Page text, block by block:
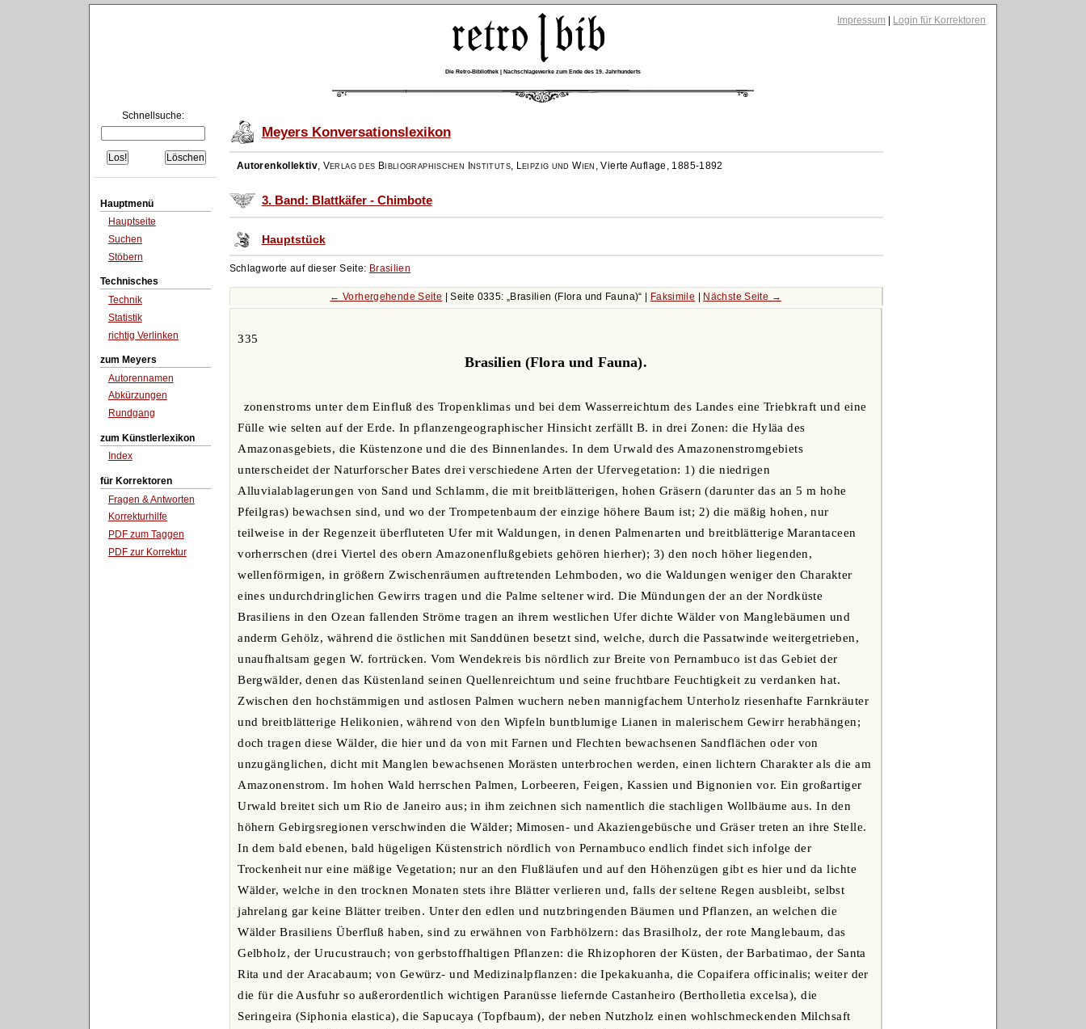
Impressum Login für Korrektoren
Die Retro-Bibliothek | Nachschlagewerke zum Ende des 19. Jahrhunderts
Schnellsuche:
Hauptmenü
Hauptseite
Suchen
Stöbern
Technisches
Technik
Statistik
richtig Verlinken
zum Meyers
Autorennamen
Abkürzungen
Rundgang
zum Künstlerlexikon
Index
für Korrektoren
Fragen & Antworten
Korrekturhilfe
PDF zum Taggen
PDF zur Korrektur
Meyers Konversationslexikon
Autorenkollektiv, Verlag des Bibliographischen Instituts, Leipzig und Wien ,Vierte Auflage, 1885-1892
3. Band: Blattkäfer - Chimbote
Hauptstück
Schlagworte auf dieser Seite: Brasilien
← Vorhergehende Seite | Seite 0335: Brasilien (Flora und Fauna) Faksimile Nächste Seite →
335
Brasilien (Flora und Fauna).
zonenstroms unter dem Einfluß des Tropenklimas und bei dem Wasserreichtum des Landes eine Triebkraft und eine
Fülle wie selten auf der Erde. In pflanzengeographischer Hinsicht zerfällt B. in drei Zonen: die Hyläa des
Amazonasgebiets, die Küstenzone und die des Binnenlandes. In dem Urwald des Amazonenstromgebiets
unterscheidet der Naturforscher Bates drei verschiedene Arten der Ufervegetation: 1) die niedrigen
Alluvialablagerungen von Sand und Schlamm, die mit breitblätterigen, hohen Gräsern (darunter das an 5 m hohe
Pfeilgras) bewachsen sind, und wo der Trompetenbaum der einzige höhere Baum ist; 2) die mäßig hohen, nur
teilweise in der Regenzeit überfluteten Ufer mit Waldungen, in denen Palmenarten und breitblätterige Marantaceen
vorherrschen (drei Viertel des obern Amazonenflußgebiets gehören hierher); 3) den noch höher liegenden,
wellenförmigen, in größern Zwischenräumen auftretenden Lehmboden, wo die Waldungen weniger den Charakter
eines undurchdringlichen Gewirrs tragen und die Palme seltener wird. Die Mündungen der an der Nordküste
Brasiliens in den Ozean fallenden Ströme tragen an ihrem westlichen Ufer dichte Wälder von Manglebäumen und
anderm Gehölz, während die östlichen mit Sanddünen besetzt sind, welche, durch die Passatwinde weitergetrieben,
unaufhaltsam gegen W. fortrücken. Vom Wendekreis bis nördlich zur Breite von Pernambuco ist das Gebiet der
Bergwälder, denen das Küstenland seinen Quellenreichtum und seine fruchtbare Feuchtigkeit zu verdanken hat.
Zwischen den hochstämmigen und astlosen Palmen wuchern neben mannigfachem Unterholz riesenhafte Farnkräuter
und breitblätterige Helikonien, während von den Wipfeln buntblumige Lianen in malerischem Gewirr herabhängen;
doch tragen diese Wälder, die hier und da von mit Farnen und Flechten bewachsenen Sandflächen oder von
unzugänglichen, dicht mit Manglen bewachsenen Morästen unterbrochen werden, einen lichtern Charakter als die am
Amazonenstrom. Im hohen Wald herrschen Palmen, Lorbeeren, Feigen, Kassien und Bignonien vor. Ein großartiger
Urwald breitet sich um Rio de Janeiro aus; in ihm zeichnen sich namentlich die stachligen Wollbäume aus. In den
höhern Gebirgsregionen verschwinden die Wälder; Mimosen- und Akaziengebüsche und Gräser treten an ihre Stelle.
In dem bald ebenen, bald hügeligen Küstenstrich nördlich von Pernambuco endlich findet sich infolge der
Trockenheit nur eine mäßige Vegetation; nur an den Flußläufen und auf den Höhenzügen gibt es hier und da lichte
Wälder, welche in den trocknen Monaten stets ihre Blätter verlieren und, falls der seltene Regen ausbleibt, selbst
jahrelang gar keine Blätter treiben. Unter den edlen und nutzbringenden Bäumen und Pflanzen, an welchen die
Wälder Brasiliens Überfluß haben, sind zu erwähnen von Farbhölzern: das Brasilholz, der rote Manglebaum, das
Gelbholz, der Urucustrauch; von gerbstoffhaltigen Pflanzen: die Rhizophoren der Küsten, der Barbatimao, der Santa
Rita und der Aracabaum; von Gewürz- und Medizinalpflanzen: die Ipekakuanha, die Copaifera officinalis; weiter der
die für die Ausfuhr so außerordentlich wichtigen Paranüsse liefernde Castanheiro (Bertholletia excelsa), die
Seringeira (Siphonia elastica), die Sapucaya (Topfbaum), der neben Nutzholz einen wohlschmeckenden Milchsaft